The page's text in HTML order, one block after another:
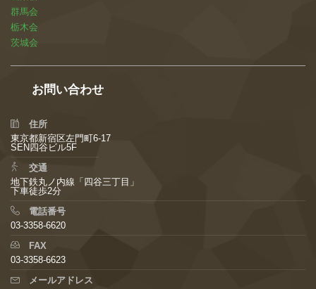
群馬会
栃木会
茨城会
お問い合わせ
住所
東京都新宿区左門町6-17
SEN四谷ビル5F
交通
地下鉄丸ノ内線「四谷三丁目」
下車徒歩2分
電話番号
03-3358-6620
FAX
03-3358-6623
メールアドレス